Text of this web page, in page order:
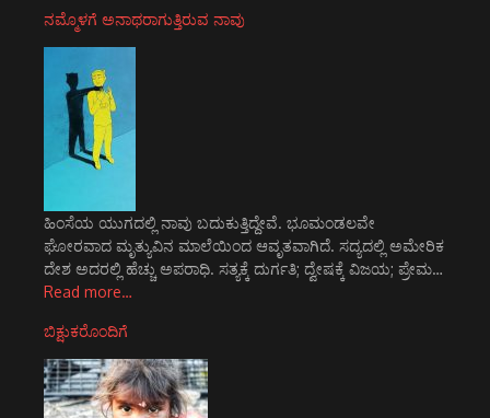
ನಮ್ಮೊಳಗೆ ಅನಾಥರಾಗುತ್ತಿರುವ ನಾವು
ಹಿಂಸೆಯ ಯುಗದಲ್ಲಿ ನಾವು ಬದುಕುತ್ತಿದ್ದೇವೆ. ಭೂಮಂಡಲವೇ
ಘೋರವಾದ ಮೃತ್ಯುವಿನ ಮಾಲೆಯಿಂದ ಆವೃತವಾಗಿದೆ. ಸದ್ಯದಲ್ಲಿ ಅಮೇರಿಕ
ದೇಶ ಅದರಲ್ಲಿ ಹೆಚ್ಚು ಅಪರಾಧಿ. ಸತ್ಯಕ್ಕೆ ದುರ್ಗತಿ; ದ್ವೇಷಕ್ಕೆ ವಿಜಯ; ಪ್ರೇಮ…
Read more…
ಬಿಕ್ಷುಕರೊಂದಿಗೆ